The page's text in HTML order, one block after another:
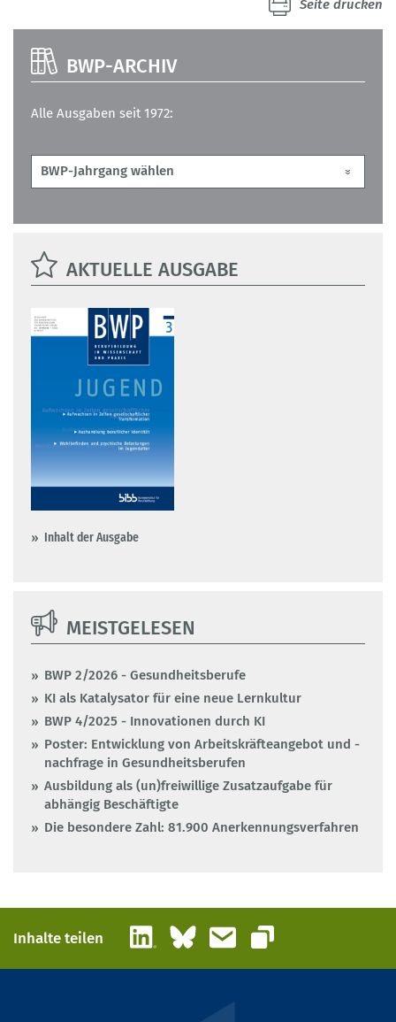
Seite drucken
BWP-ARCHIV
Alle Ausgaben seit 1972:
AKTUELLE AUSGABE
Inhalt der Ausgabe
MEISTGELESEN
BWP 2/2026 - Gesundheitsberufe
KI als Katalysator für eine neue Lernkultur
BWP 4/2025 - Innovationen durch KI
Poster: Entwicklung von Arbeitskräfteangebot und -
nachfrage in Gesundheitsberufen
Ausbildung als (un)freiwillige Zusatzaufgabe für
abhängig Beschäftigte
Die besondere Zahl: 81.900 Anerkennungsverfahren
Inhalte teilen LinkedInBlueskyE-Mail
Link kopieren